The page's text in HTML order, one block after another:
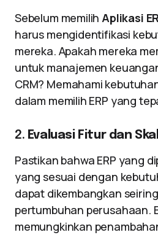
Sebelum memilihAplikasi
harus mengidentifikasi
mereka. Apakah mereka
untuk manajemen
CRM? Memahami
dalam memilih ERP yang
2. Evaluasi Fitur dan
Pastikan bahwa ERP yang
yang sesuai dengan
dapat dikembangkan
pertumbuhan perusahaan.
memungkinkan